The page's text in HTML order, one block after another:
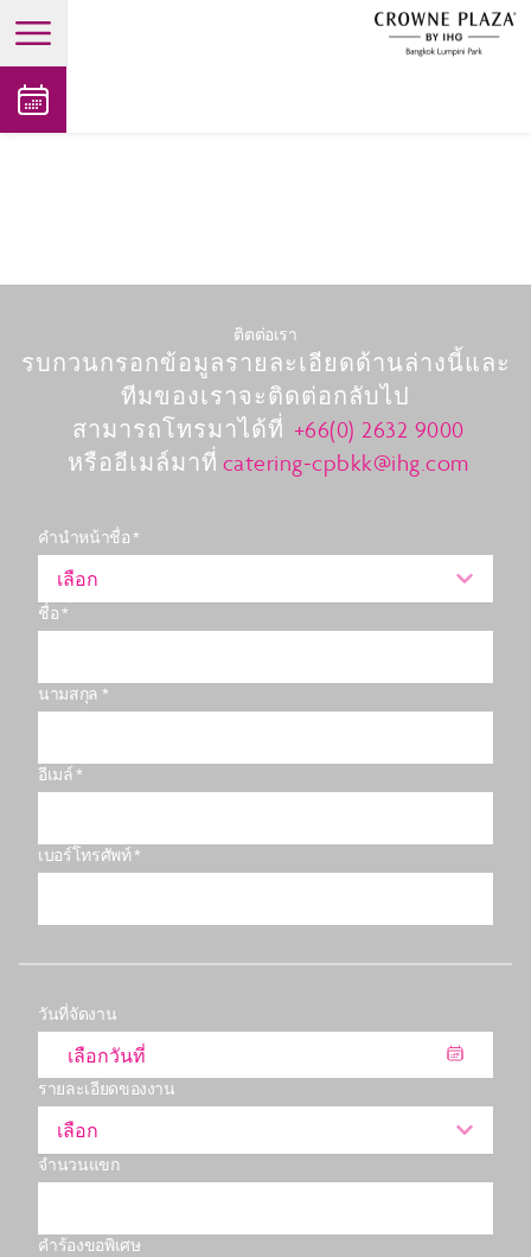
open main menu
ติตต่อเรา
รบกวนกรอกข้อมูลรายละเอียดด้านล่างนี้และ
ทีมของเราจะติดต่อกลับไป
สามารถโทรมาได้ที่ +66(0) 2632 9000
หรืออีเมล์มาที่ catering-cpbkk@ihg.com
คำนำหน้าชื่อ *
เลือก
ชื่อ *
นามสกุล *
อีเมล์ *
เบอร์โทรศัพท์ *
วันที่จัดงาน
รายละเอียดของงาน
เลือก
จำนวนแขก
คำร้องขอพิเศษ